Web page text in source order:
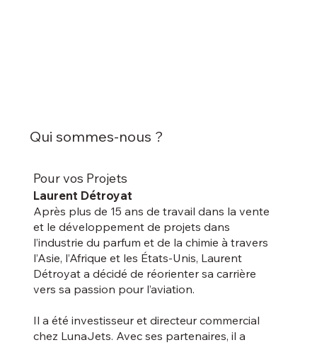
Qui sommes-nous ?
Pour vos Projets
Laurent Détroyat
Après plus de 15 ans de travail dans la vente
et le développement de projets dans
l’industrie du parfum et de la chimie à travers
l’Asie, l’Afrique et les États-Unis, Laurent
Détroyat a décidé de réorienter sa carrière
vers sa passion pour l’aviation.
Il a été investisseur et directeur commercial
chez LunaJets. Avec ses partenaires, il a